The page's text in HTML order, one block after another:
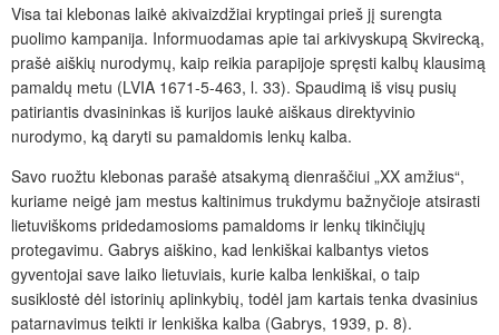
Visa tai klebonas laikė akivaizdžiai kryptingai prieš jį surengta
puolimo kampanija. Informuodamas apie tai arkivyskupą Skvirecką,
prašė aiškių nurodymų, kaip reikia parapijoje spręsti kalbų klausimą
pamaldų metu (LVIA 1671-5-463, l. 33). Spaudimą iš visų pusių
patiriantis dvasininkas iš kurijos laukė aiškaus direktyvinio
nurodymo, ką daryti su pamaldomis lenkų kalba.
Savo ruožtu klebonas parašė atsakymą dienraščiui „XX amžius“,
kuriame neigė jam mestus kaltinimus trukdymu bažnyčioje atsirasti
lietuviškoms pridedamosioms pamaldoms ir lenkų tikinčiųjų
protegavimu. Gabrys aiškino, kad lenkiškai kalbantys vietos
gyventojai save laiko lietuviais, kurie kalba lenkiškai, o taip
susiklostė dėl istorinių aplinkybių, todėl jam kartais tenka dvasinius
patarnavimus teikti ir lenkiška kalba (Gabrys, 1939, p. 8).